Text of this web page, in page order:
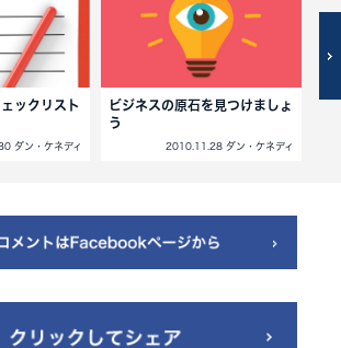
ックリスト
ダン・ケネディ
ビジネスの原石を見つけましょ
う
2010.11.28 ダン・ケネディ